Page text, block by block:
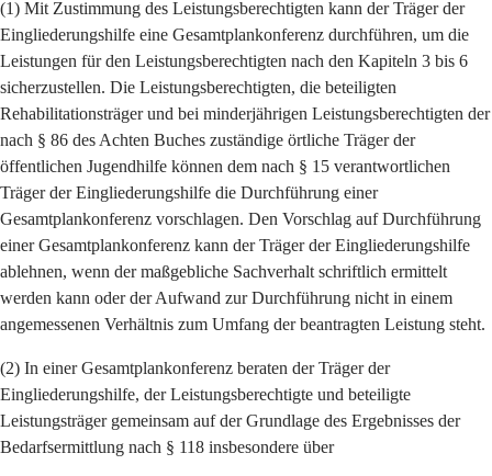
(1) Mit Zustimmung des Leistungsberechtigten kann der Träger der
Eingliederungshilfe eine Gesamtplankonferenz durchführen, um die
Leistungen für den Leistungsberechtigten nach den Kapiteln 3 bis 6
sicherzustellen. Die Leistungsberechtigten, die beteiligten
Rehabilitationsträger und bei minderjährigen Leistungsberechtigten der
nach § 86 des Achten Buches zuständige örtliche Träger der
öffentlichen Jugendhilfe können dem nach § 15 verantwortlichen
Träger der Eingliederungshilfe die Durchführung einer
Gesamtplankonferenz vorschlagen. Den Vorschlag auf Durchführung
einer Gesamtplankonferenz kann der Träger der Eingliederungshilfe
ablehnen, wenn der maßgebliche Sachverhalt schriftlich ermittelt
werden kann oder der Aufwand zur Durchführung nicht in einem
angemessenen Verhältnis zum Umfang der beantragten Leistung steht.
(2) In einer Gesamtplankonferenz beraten der Träger der
Eingliederungshilfe, der Leistungsberechtigte und beteiligte
Leistungsträger gemeinsam auf der Grundlage des Ergebnisses der
Bedarfsermittlung nach § 118 insbesondere über